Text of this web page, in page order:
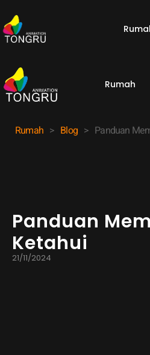
Rumah
Rumah > Blog > Panduan
Panduan
Ketahui
21/11/2024